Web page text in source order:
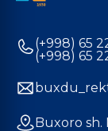
(+998) 65
(+998) 65
Buxoro sh.